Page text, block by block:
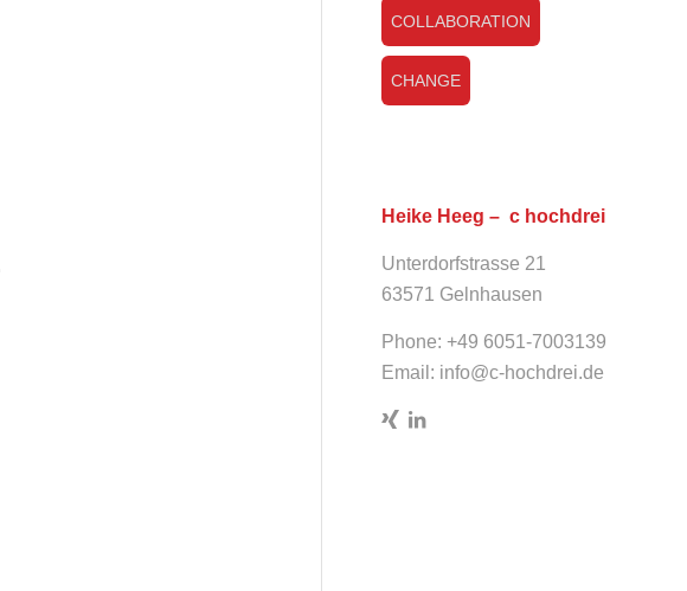
COLLABORATION
CHANGE
Heike Heeg – c hochdrei
Unterdorfstrasse 21
63571 Gelnhausen
Phone: +49 6051-7003139
Email: info@c-hochdrei.de